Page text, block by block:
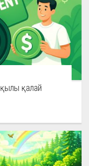
қалай